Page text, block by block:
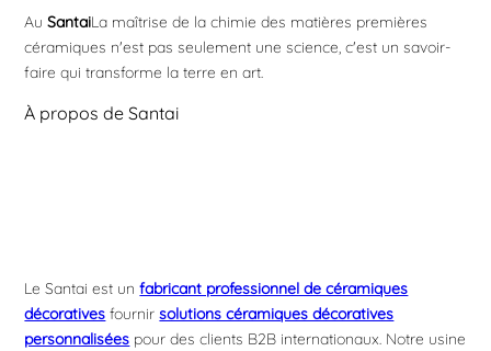
AuSantaiLa maîtrise de la chimie des matières premières
céramiques n'est pas seulement une science, c'est un savoir-
faire qui transforme la terre en art.
À propos de Santai
Le Santai est unfabricant professionnel de céramiques
décoratives fournirsolutions céramiques décoratives
personnalisées pour des clients B2B internationaux. Notre usine